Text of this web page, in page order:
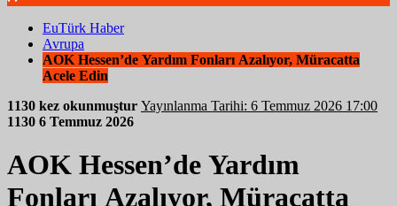
EuTürk Haber
Avrupa
AOK Hessen’de Yardım Fonları Azalıyor, Müracatta
Acele Edin
1130 kez okunmuştur
Yayınlanma Tarihi: 6 Temmuz 2026 17:00
1130 6 Temmuz 2026
AOK Hessen’de Yardım
Fonları Azalıyor, Müracatta